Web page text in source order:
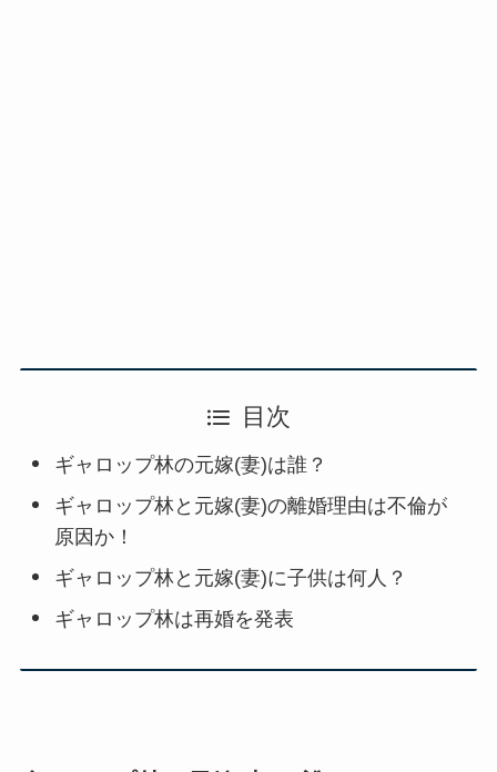
目次
ギャロップ林の元嫁(妻)は誰？
ギャロップ林と元嫁(妻)の離婚理由は不倫が
原因か！
ギャロップ林と元嫁(妻)に子供は何人？
ギャロップ林は再婚を発表